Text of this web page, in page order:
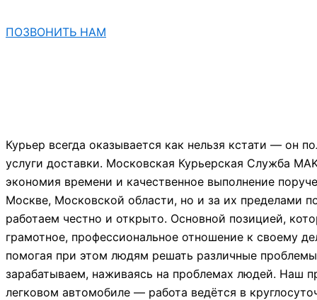
ПОЗВОНИТЬ НАМ
Курьер всегда оказывается как нельзя кстати — он
услуги доставки. Московская Курьерская Служба
экономия времени и качественное выполнение
Москве, Московской области, но и за их пределами
работаем честно и открыто. Основной позицией,
грамотное, профессиональное отношение к своему
помогая при этом людям решать различные
зарабатываем, наживаясь на проблемах людей. Наш
легковом автомобиле — работа ведётся в